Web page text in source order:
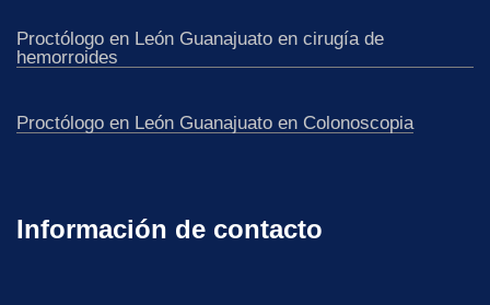
Proctólogo en León Guanajuato en cirugía de
hemorroides
Proctólogo en León Guanajuato en Colonoscopia
Información de contacto